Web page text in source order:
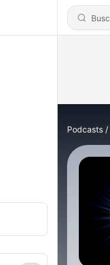
Podcasts